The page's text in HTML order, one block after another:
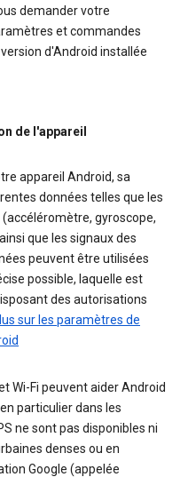
demander votre
et commandes
d'Android installée
de l'appareil
appareil Android, sa
données telles que les
gyroscope,
que les signaux des
peuvent être utilisées
possible, laquelle est
des autorisations
sur les paramètres de
Wi-Fi peuvent aider Android
particulier dans les
ne sont pas disponibles ni
denses ou en
Google (appelée